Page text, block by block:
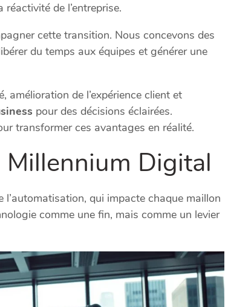
de l’entreprise.
cette transition. Nous concevons des
du temps aux équipes et générer une
de l’expérience client et
pour des décisions éclairées.
transformer ces avantages en réalité.
Millennium Digital
qui impacte chaque maillon
comme une fin, mais comme un levier